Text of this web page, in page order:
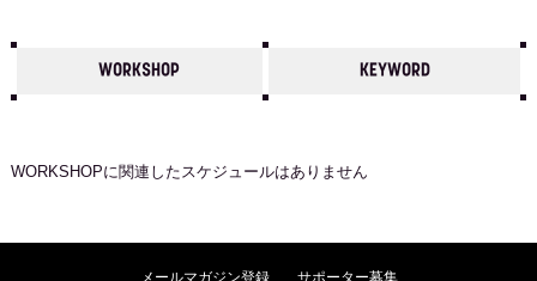
WORKSHOP KEYWORD
WORKSHOPに関連したスケジュールはありません
メールマガジン登録 サポーター募集